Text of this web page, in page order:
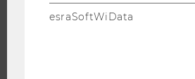
esraSoftWiData